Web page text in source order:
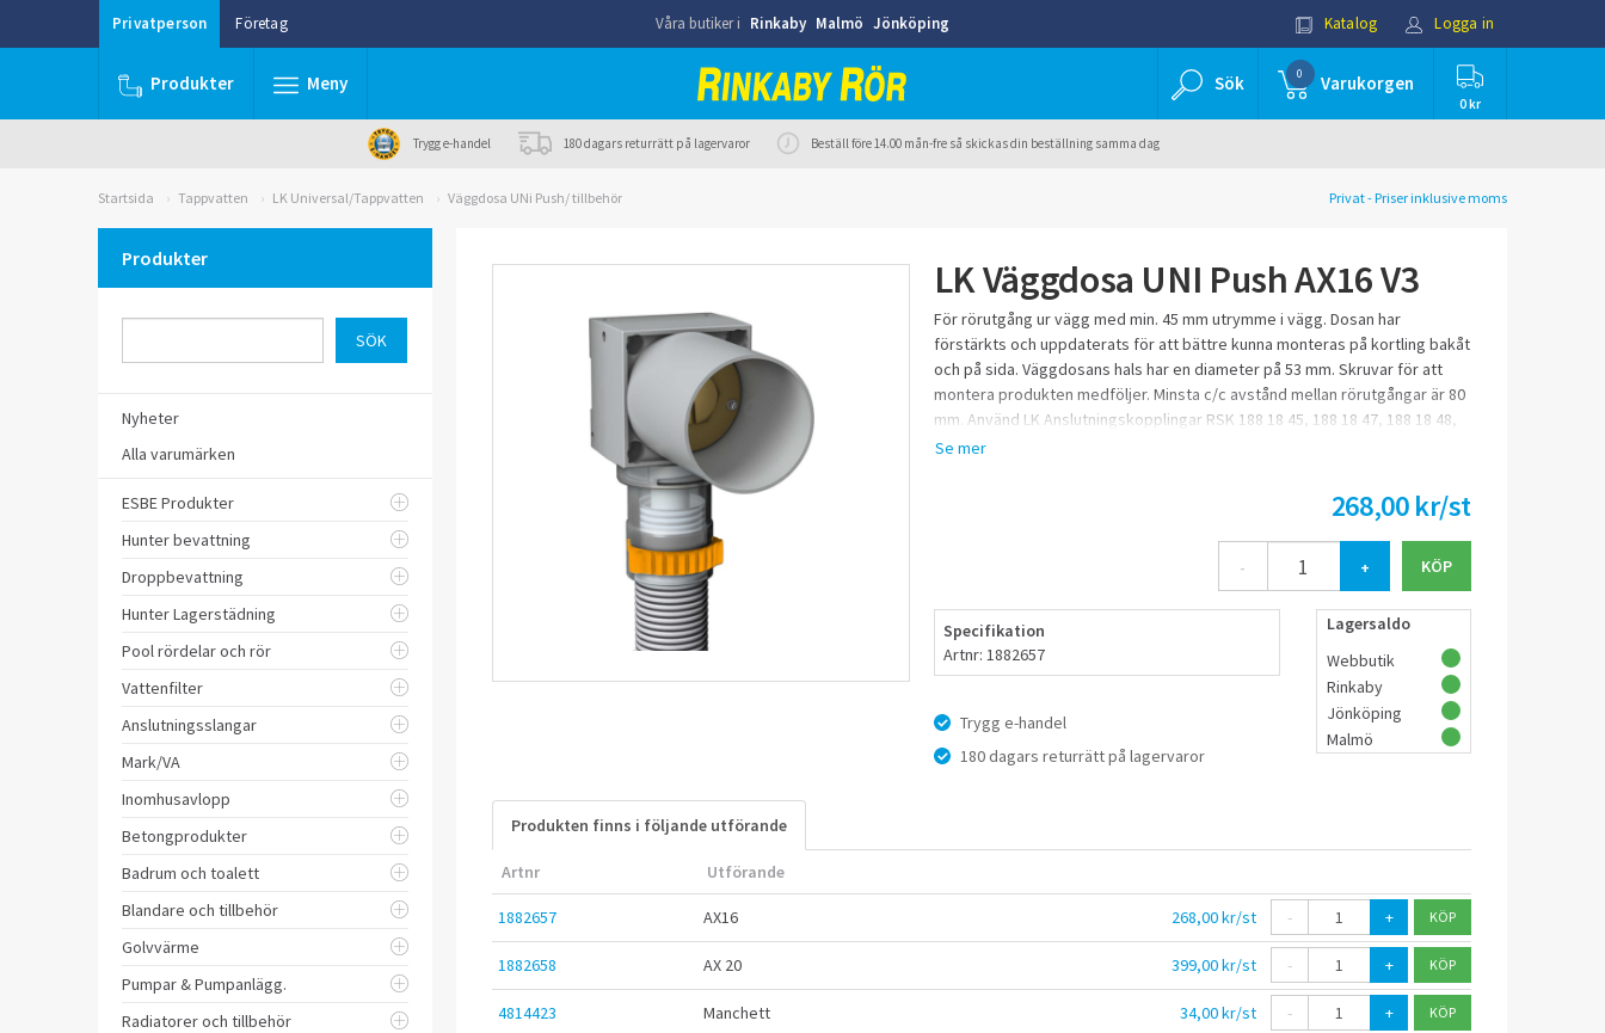
Privatperson Företag Våra butiker i Rinkaby Malmö Jönköping Katalog Logga in
Produkter Meny Sök 0 Varukorgen
0 kr
Trygg e-handel 180 dagars returrätt på lagervaror Beställ före 14.00 mån-fre så skickas din beställning samma dag
Startsida Tappvatten LK Universal/Tappvatten Väggdosa UNi Push/ tillbehör Privat - Priser inklusive moms
Produkter
Nyheter
Alla varumärken
ESBE Produkter
Hunter bevattning
Droppbevattning
Hunter Lagerstädning
Pool rördelar och rör
Vattenfilter
Anslutningsslangar
Mark/VA
Inomhusavlopp
Betongprodukter
Badrum och toalett
Blandare och tillbehör
Golvvärme
Pumpar & Pumpanlägg.
Radiatorer och tillbehör
LK Väggdosa UNI Push AX16 V3
För rörutgång ur vägg med min. 45 mm utrymme i vägg. Dosan har
förstärkts och uppdaterats för att bättre kunna monteras på kortling bakåt
och på sida. Väggdosans hals har en diameter på 53 mm. Skruvar för att
montera produkten medföljer. Minsta c/c avstånd mellan rörutgångar är 80
mm. Använd LK Anslutningskopplingar RSK 188 18 45, 188 18 47, 188 18 48,
188 18 49, 188 18 50, 188 18 51, 188 18 52, 188 18 53, 188 18 54 eller 188 18
X Universalrör enligt NT VVS 129. Beakta att anslutning med LK PAL
Universalrör ej uppfyller krav i NT VVS 129 om inspektions- och utbytbarhet.
För mer information se monteringsanvisningen. Koppling med förmonterad
268,00 kr/st
- +
Specifikation
Artnr: 1882657
Trygg e-handel
180 dagars returrätt på lagervaror
Lagersaldo
Webbutik
Rinkaby
Jönköping
Malmö
Produkten finns i följande utförande
Artnr Utförande
1882657 AX16 268,00 kr/st - +
1882658 AX 20 399,00 kr/st - +
4814423 Manchett 34,00 kr/st - +